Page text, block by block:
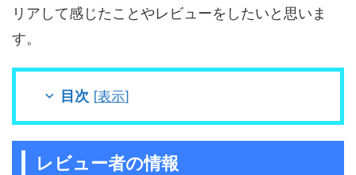
リアして感じたことやレビューをしたいと思いま
す。
目次 [表示]
レビュー者の情報